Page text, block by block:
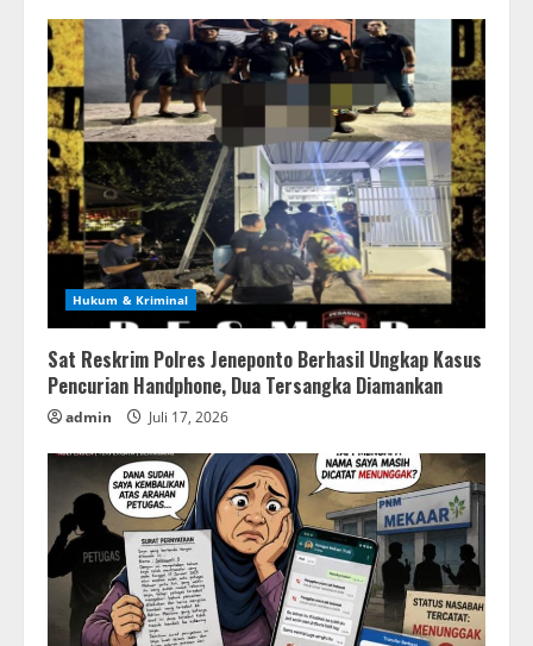
Hukum & Kriminal
Sat Reskrim Polres Jeneponto Berhasil Ungkap Kasus
Pencurian Handphone, Dua Tersangka Diamankan
admin Juli 17, 2026